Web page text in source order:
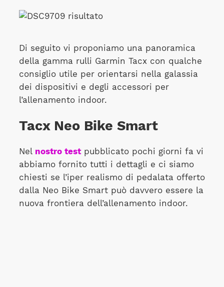
Di seguito vi proponiamo una panoramica
della gamma rulli Garmin Tacx con qualche
consiglio utile per orientarsi nella galassia
dei dispositivi e degli accessori per
l’allenamento indoor.
Tacx Neo Bike Smart
Nel nostro testpubblicato pochi giorni fa vi
abbiamo fornito tutti i dettagli e ci siamo
chiesti se l’iper realismo di pedalata offerto
dalla Neo Bike Smart può davvero essere la
nuova frontiera dell’allenamento indoor.